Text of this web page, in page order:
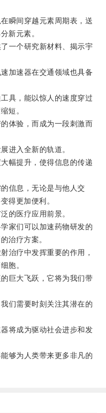
间穿越元素周期表，送
新元素。
一个研究新材料、揭示宇
速器在交通领域也具备
，能以惊人的速度穿过
短。
体验，而成为一段刺激而
入全新的轨道。
提升，使得信息的传递
信息，无论是与他人交
得更加便利。
医疗应用前景。
们可以加速药物研发的
治疗方案。
疗中发挥重要的作用，
胞。
巨大飞跃，它将为我们带
需要时刻关注其潜在的
将成为驱动社会进步和发
为人类带来更多非凡的